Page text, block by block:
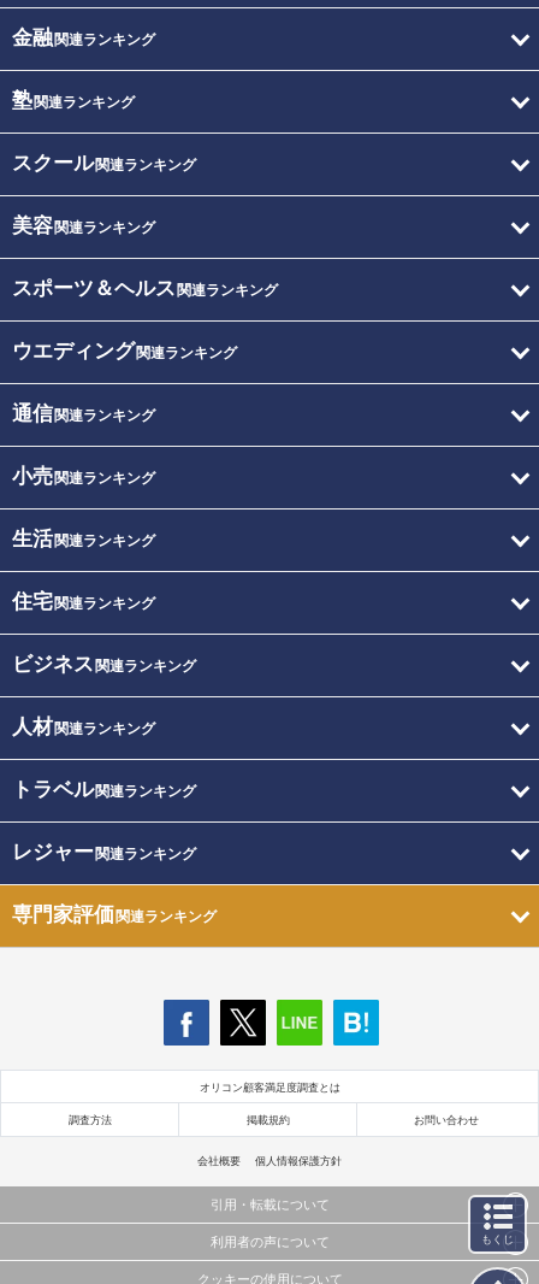
金融関連ランキング
塾関連ランキング
スクール関連ランキング
美容関連ランキング
スポーツ＆ヘルス 関連ランキング
ウエディング関連ランキング
通信関連ランキング
小売関連ランキング
生活関連ランキング
住宅関連ランキング
ビジネス 関連ランキング
人材関連ランキング
トラベル関連ランキング
レジャー関連ランキング
専門家評価関連ランキング
オリコン顧客満足度調査とは
調査方法 掲載規約 お問い合わせ
会社概要 個人情報保護方針
引用・転載について
当サイトで公開されている情報（文字、写真、イラスト、画像データ等）及びこれらの配置・
利用者の声について
クッキーの使用について
もくじ